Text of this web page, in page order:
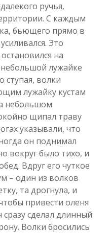
ручья,
С каждым
бьющего прямо в
Это
на
лужайке
ступая, волки
лужайку кустам
небольшом
щипал траву
указывали, что
он поднимал
вокруг было тихо, и
Вдруг его чуткое
– один из волков
та дрогнула, и
привести оленя
сразу сделал длинный
Волки бросились